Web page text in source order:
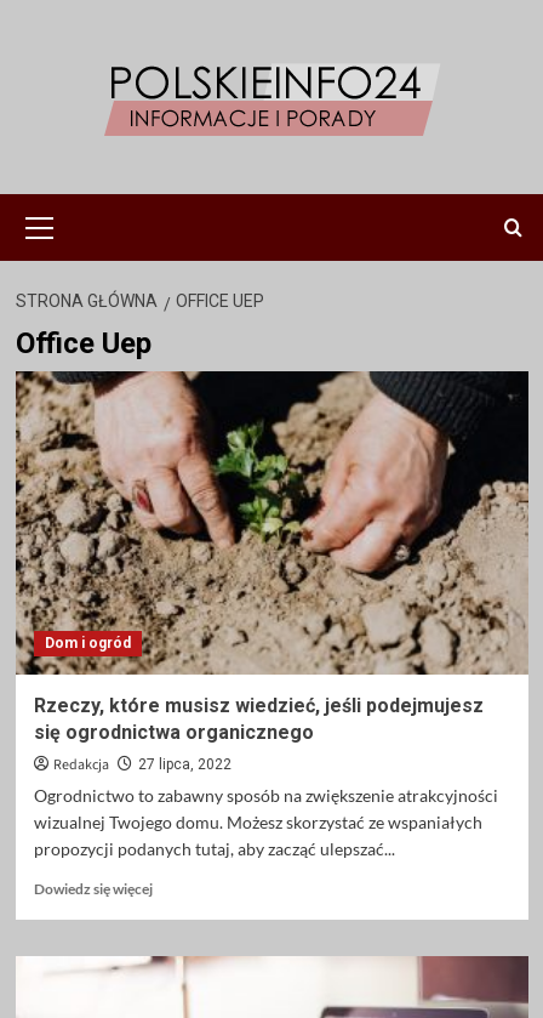
główne
STRONA GŁÓWNA OFFICE UEP
Office Uep
Dom i ogród
Rzeczy, które musisz wiedzieć, jeśli podejmujesz
się ogrodnictwa organicznego
Redakcja 27 lipca, 2022
Ogrodnictwo to zabawny sposób na zwiększenie atrakcyjności
wizualnej Twojego domu. Możesz skorzystać ze wspaniałych
propozycji podanych tutaj, aby zacząć ulepszać...
Dowiedz się więcejDowiedz
o
Rzeczy,